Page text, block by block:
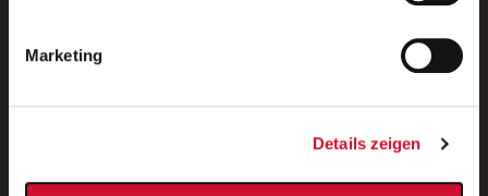
Marketing
Details zeigen